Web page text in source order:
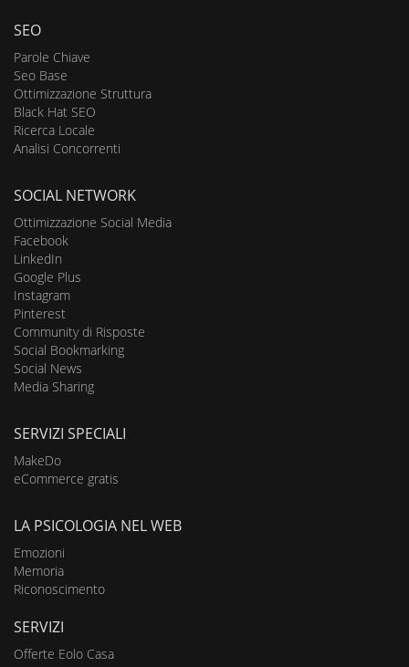
SEO
Parole Chiave
Seo Base
Ottimizzazione Struttura
Black Hat SEO
Ricerca Locale
Analisi Concorrenti
SOCIAL NETWORK
Ottimizzazione Social Media
Facebook
LinkedIn
Google Plus
Instagram
Pinterest
Community di Risposte
Social Bookmarking
Social News
Media Sharing
SERVIZI SPECIALI
MakeDo
eCommerce gratis
LA PSICOLOGIA NEL WEB
Emozioni
Memoria
Riconoscimento
SERVIZI
Offerte Eolo Casa